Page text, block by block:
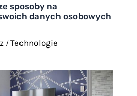
sposoby na
danych osobowych
/Technologie